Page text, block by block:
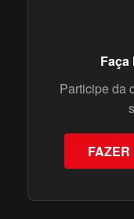
Participe da